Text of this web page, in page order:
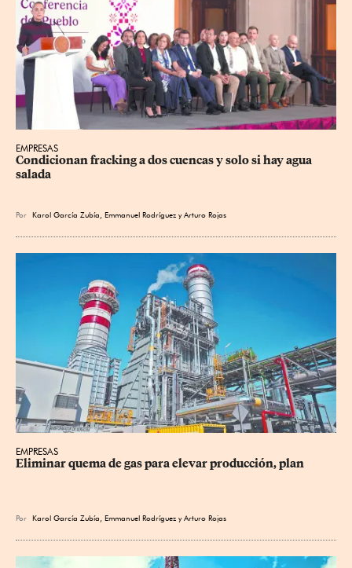
EMPRESAS
Condicionan fracking a dos cuencas y solo si hay agua
salada
Por Karol García Zubía Emmanuel Rodríguez yArturo Rojas
EMPRESAS
Eliminar quema de gas para elevar producción, plan
Por Karol García Zubía Emmanuel Rodríguez yArturo Rojas